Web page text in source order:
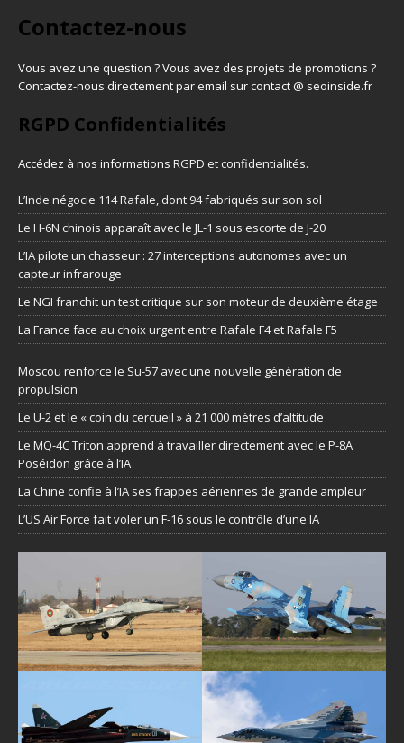
Contactez-nous
Vous avez une question ? Vous avez des projets de promotions ?
Contactez-nous directement par email sur contact @ seoinside.fr
RGPD Confidentialités
Accédez à nos informations RGPD et confidentialités.
L’Inde négocie 114 Rafale, dont 94 fabriqués sur son sol
Le H-6N chinois apparaît avec le JL-1 sous escorte de J-20
L’IA pilote un chasseur : 27 interceptions autonomes avec un
capteur infrarouge
Le NGI franchit un test critique sur son moteur de deuxième étage
La France face au choix urgent entre Rafale F4 et Rafale F5
Moscou renforce le Su-57 avec une nouvelle génération de
propulsion
Le U-2 et le « coin du cercueil » à 21 000 mètres d’altitude
Le MQ-4C Triton apprend à travailler directement avec le P-8A
Poséidon grâce à l’IA
La Chine confie à l’IA ses frappes aériennes de grande ampleur
L’US Air Force fait voler un F-16 sous le contrôle d’une IA